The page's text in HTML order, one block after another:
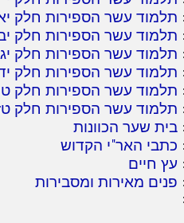
תלמוד עשר הספירות חלק
תלמוד עשר הספירות חלק
תלמוד עשר הספירות חלק יג
תלמוד עשר הספירות חלק
תלמוד עשר הספירות חלק
תלמוד עשר הספירות חלק
בית שער הכוונות
כתבי האר"י הקדוש
עץ חיים
פנים מאירות ומסבירות